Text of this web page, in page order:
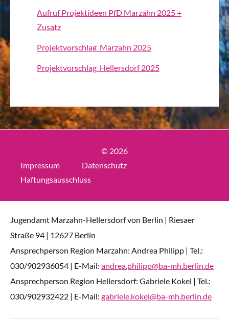
Aufruf Projektideen PfD Marzahn 2025 +
Zusatz
Projektvorschlag_Marzahn 2025
Projektvorschlag_Hellersdorf 2025
© 2026
Impressum
Datenschutz
Haftungsausschluss
Jugendamt Marzahn-Hellersdorf von Berlin | Riesaer
Straße 94 | 12627 Berlin
Ansprechperson Region Marzahn: Andrea Philipp | Tel.:
030/902936054 | E-Mail: andrea.philipp@ba-mh.berlin.de
Ansprechperson Region Hellersdorf: Gabriele Kokel | Tel.:
030/902932422 | E-Mail: gabriele.kokel@ba-mh.berlin.de